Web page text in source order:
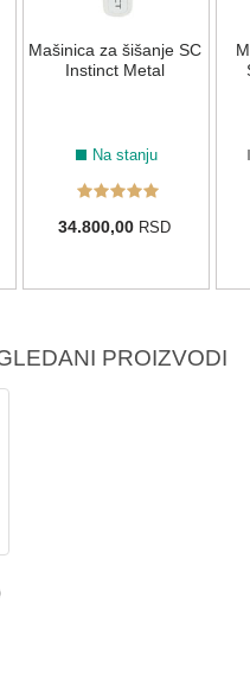
Mašinica za šišanje SC
Instinct Metal
Na stanju
34.800,00 RSD
PROIZVODI